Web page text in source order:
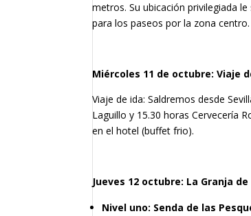
metros. Su ubicación privilegiada
para los paseos por la zona centro.
Miércoles 11 de octubre: Viaje
Viaje de ida: Saldremos desde
Laguillo y 15.30 horas Cervecería
en el hotel (buffet frio).
Jueves 12 octubre: La Granja
Nivel uno: Senda de las